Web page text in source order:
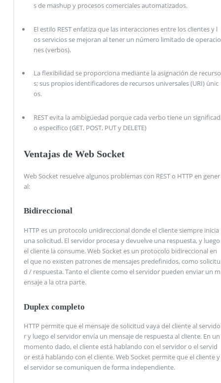
s de mashup y procesos comerciales automatizados.
El estilo REST enfatiza que las interacciones entre los clientes y l
os servicios se mejoran al tener un número limitado de operacio
nes (verbos).
La flexibilidad se proporciona mediante la asignación de recurso
s; sus propios identificadores de recursos universales (URI) únic
os.
REST evita la ambigüedad porque cada verbo tiene un significad
o específico (GET, POST, PUT y DELETE)
Ventajas de Web Socket
Web Socket resuelve algunos problemas con REST o HTTP en gener
al:
Bidireccional
HTTP es un protocolo unidireccional donde el cliente siempre inicia
una solicitud. El servidor procesa y devuelve una respuesta, y luego
el cliente la consume. Web Socket es un protocolo bidireccional en
el que no existen patrones de mensajes predefinidos, como solicitu
d / respuesta. Tanto el cliente como el servidor pueden enviar un m
ensaje a la otra parte.
Duplex completo
HTTP permite que el mensaje de solicitud vaya del cliente al servido
r y luego el servidor envía un mensaje de respuesta al cliente. En un
momento dado, el cliente está hablando con el servidor o el servid
or está hablando con el cliente. Web Socket permite que el cliente y
el servidor se comuniquen de forma independiente.